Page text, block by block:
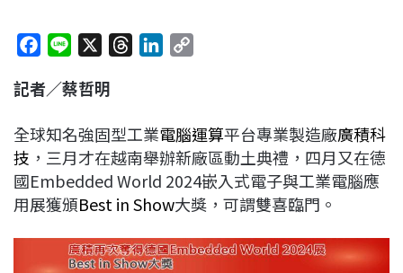
c
b
o
o
k
n
a
d
s
e
d
I
n
L
i
n
k
記者／蔡哲明
全球知名強固型工業電腦運算平台專業製造廠廣積科
技 ，三月才在越南舉辦新廠區動土典禮，四月又在德
國Embedded World 2024嵌入式電子與工業電腦應
用展獲頒Best in Show大獎，可謂雙喜臨門。